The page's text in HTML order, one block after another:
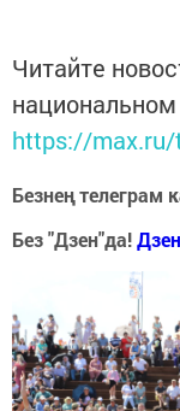
Читайте
https://
Безнең телеграм
Без "Дзен"да!Дзен